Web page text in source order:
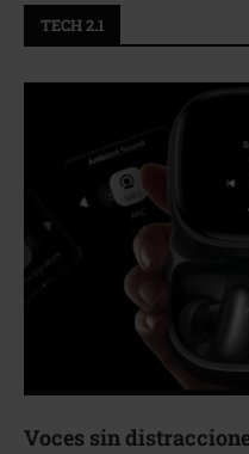
TECH 2.1
Voces sin